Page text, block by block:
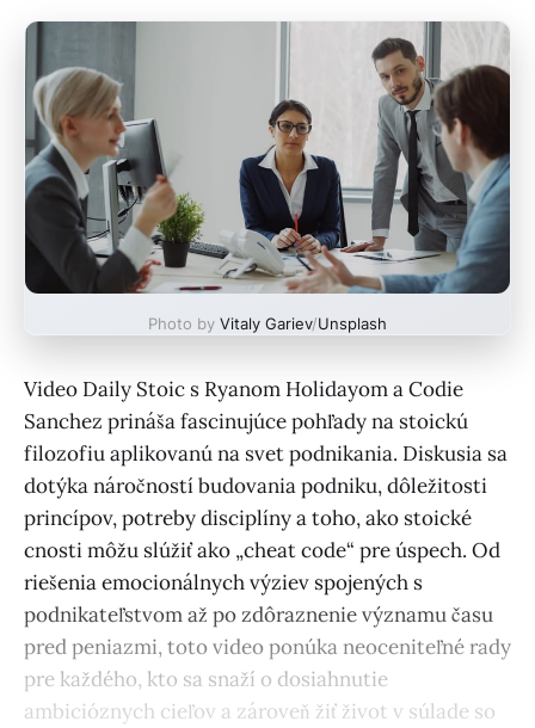
Photo by Vitaly Gariev/Unsplash
Video Daily Stoic s Ryanom Holidayom a Codie
Sanchez prináša fascinujúce pohľady na stoickú
filozofiu aplikovanú na svet podnikania. Diskusia sa
dotýka náročností budovania podniku, dôležitosti
princípov, potreby disciplíny a toho, ako stoické
cnosti môžu slúžiť ako „cheat code“ pre úspech. Od
riešenia emocionálnych výziev spojených s
podnikateľstvom až po zdôraznenie významu času
pred peniazmi, toto video ponúka neoceniteľné rady
pre každého, kto sa snaží o dosiahnutie
ambicióznych cieľov a zároveň žiť život v súlade so